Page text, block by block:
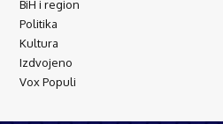
BiH i region
Politika
Kultura
Izdvojeno
Vox Populi